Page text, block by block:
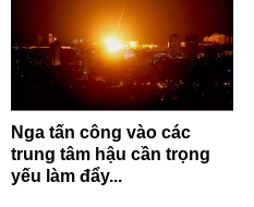
Nga tấn công vào các
trung tâm hậu cần trọng
yếu làm đẩy...